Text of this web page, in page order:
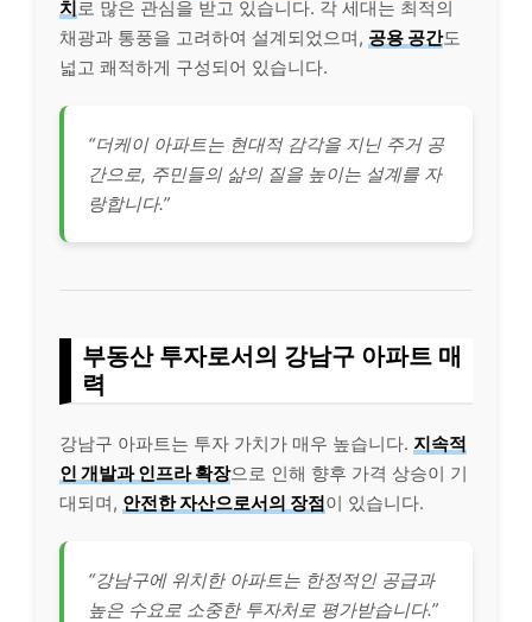
치로 많은 관심을 받고 있습니다. 각 세대는 최적의
채광과 통풍을 고려하여 설계되었으며, 공용 공간도
넓고 쾌적하게 구성되어 있습니다.
“더케이 아파트는 현대적 감각을 지닌 주거 공
간으로, 주민들의 삶의 질을 높이는 설계를 자
랑합니다.”
부동산 투자로서의 강남구 아파트 매
력
강남구 아파트는 투자 가치가 매우 높습니다. 지속적
인 개발과 인프라 확장으로 인해 향후 가격 상승이 기
대되며, 안전한 자산으로서의 장점이 있습니다.
“강남구에 위치한 아파트는 한정적인 공급과
높은 수요로 소중한 투자처로 평가받습니다.”